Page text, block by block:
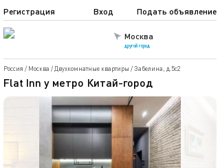
Москва
другой город
Подать объявление
Регистрация Вход
Россия / Москва / Двухкомнатные квартиры /Забелина, д.5с2
Flat Inn у метро Китай-город